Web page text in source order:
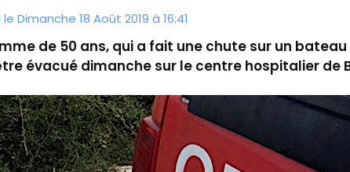
Dimanche 18 Août 2019 à 16:41
de 50 ans, qui a fait une chute sur un
évacué dimanche sur le centre hospitalier de